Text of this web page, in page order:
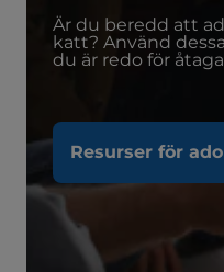
Är du beredd att
katt? Använd
du är redo för
Resurser för